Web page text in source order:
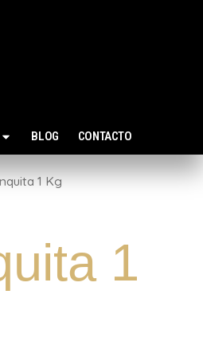
BLOG CONTACTO
1 Kg
1